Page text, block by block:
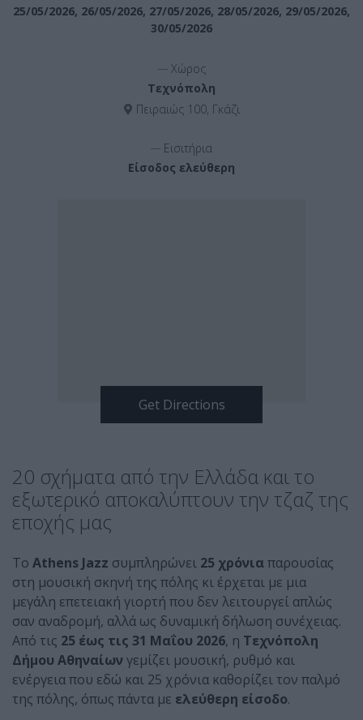
25/05/2026, 26/05/2026, 27/05/2026, 28/05/2026, 29/05/2026,
30/05/2026
Χώρος
Τεχνόπολη
Πειραιώς 100, Γκάζι
Εισιτήρια
Είσοδος ελεύθερη
20 σχήματα από την Ελλάδα και το
εξωτερικό αποκαλύπτουν την τζαζ της
εποχής μας
Το Athens Jazz συμπληρώνει 25 χρόνιαπαρουσίας
στη μουσική σκηνή της πόλης κι έρχεται με μια
μεγάλη επετειακή γιορτή που δεν λειτουργεί απλώς
σαν αναδρομή, αλλά ως δυναμική δήλωση συνέχειας.
Από τις 25 έως τις 31 Μαΐου 2026, η Τεχνόπολη
Δήμου Αθηναίων γεμίζει μουσική, ρυθμό και
ενέργεια που εδώ και 25 χρόνια καθορίζει τον παλμό
της πόλης, όπως πάντα με ελεύθερη είσοδο.